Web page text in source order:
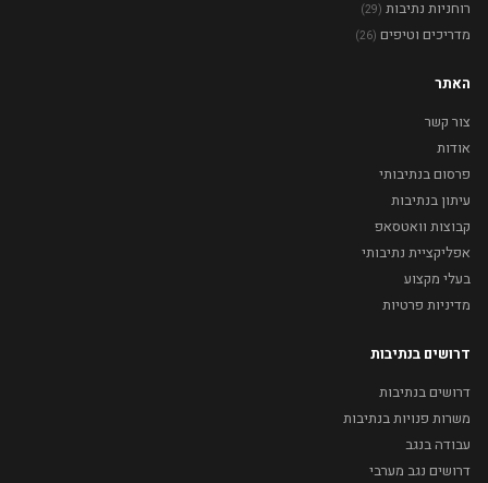
רוחניות נתיבות (29)
מדריכים וטיפים (26)
האתר
צור קשר
אודות
פרסום בנתיבותי
עיתון בנתיבות
קבוצות וואטסאפ
אפליקציית נתיבותי
בעלי מקצוע
מדיניות פרטיות
דרושים בנתיבות
דרושים בנתיבות
משרות פנויות בנתיבות
עבודה בנגב
דרושים נגב מערבי